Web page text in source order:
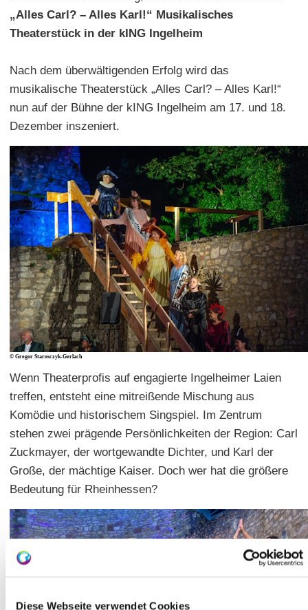
Diese Webseite verwendet Cookies
„Alles Carl? – Alles Karl!“ Musikalisches
Theaterstück in der kING Ingelheim
Nach dem überwältigenden Erfolg wird das
musikalische Theaterstück „Alles Carl? – Alles Karl!“
nun auf der Bühne der kING Ingelheim am 17. und 18.
Dezember inszeniert.
© Gregor Starosczyk-Gerlach
Wenn Theaterprofis auf engagierte Ingelheimer Laien
treffen, entsteht eine mitreißende Mischung aus
Komödie und historischem Singspiel. Im Zentrum
stehen zwei prägende Persönlichkeiten der Region: Carl
Zuckmayer, der wortgewandte Dichter, und Karl der
Große, der mächtige Kaiser. Doch wer hat die größere
Bedeutung für Rheinhessen?